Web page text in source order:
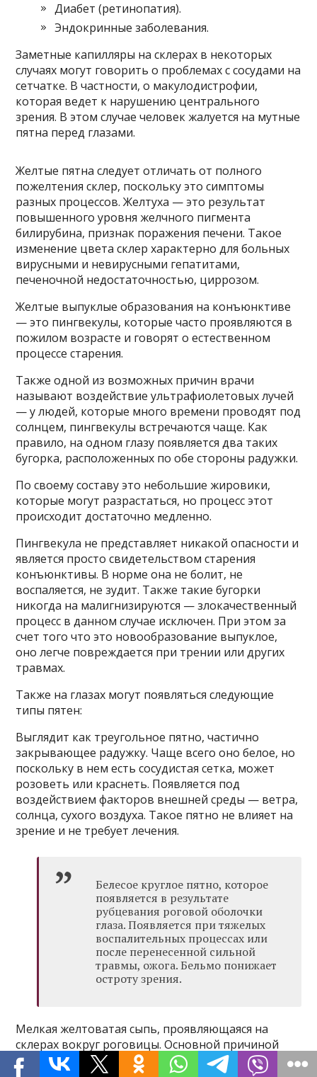
Диабет (ретинопатия).
Эндокринные заболевания.
Заметные капилляры на склерах в некоторых
случаях могут говорить о проблемах с сосудами на
сетчатке. В частности, о макулодистрофии,
которая ведет к нарушению центрального
зрения. В этом случае человек жалуется на мутные
пятна перед глазами.
Желтые пятна следует отличать от полного
пожелтения склер, поскольку это симптомы
разных процессов. Желтуха — это результат
повышенного уровня желчного пигмента
билирубина, признак поражения печени. Такое
изменение цвета склер характерно для больных
вирусными и невирусными гепатитами,
печеночной недостаточностью, циррозом.
Желтые выпуклые образования на конъюнктиве
— это пингвекулы, которые часто проявляются в
пожилом возрасте и говорят о естественном
процессе старения.
Также одной из возможных причин врачи
называют воздействие ультрафиолетовых лучей
— у людей, которые много времени проводят под
солнцем, пингвекулы встречаются чаще. Как
правило, на одном глазу появляется два таких
бугорка, расположенных по обе стороны радужки.
По своему составу это небольшие жировики,
которые могут разрастаться, но процесс этот
происходит достаточно медленно.
Пингвекула не представляет никакой опасности и
является просто свидетельством старения
конъюнктивы. В норме она не болит, не
воспаляется, не зудит. Также такие бугорки
никогда на малигнизируются — злокачественный
процесс в данном случае исключен. При этом за
счет того что это новообразование выпуклое,
оно легче повреждается при трении или других
травмах.
Также на глазах могут появляться следующие
типы пятен:
Выглядит как треугольное пятно, частично
закрывающее радужку. Чаще всего оно белое, но
поскольку в нем есть сосудистая сетка, может
розоветь или краснеть. Появляется под
воздействием факторов внешней среды — ветра,
солнца, сухого воздуха. Такое пятно не влияет на
зрение и не требует лечения.
Белесое круглое пятно, которое
появляется в результате
рубцевания роговой оболочки
глаза. Появляется при тяжелых
воспалительных процессах или
после перенесенной сильной
травмы, ожога. Бельмо понижает
остроту зрения.
Мелкая желтоватая сыпь, проявляющаяся на
склерах вокруг роговицы. Основной причиной
таких пятен считается аллергический